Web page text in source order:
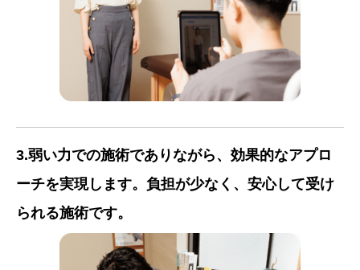
3.弱い力での施術でありながら、効果的なアプロ
ーチを実現します。負担が少なく、安心して受け
られる施術です。